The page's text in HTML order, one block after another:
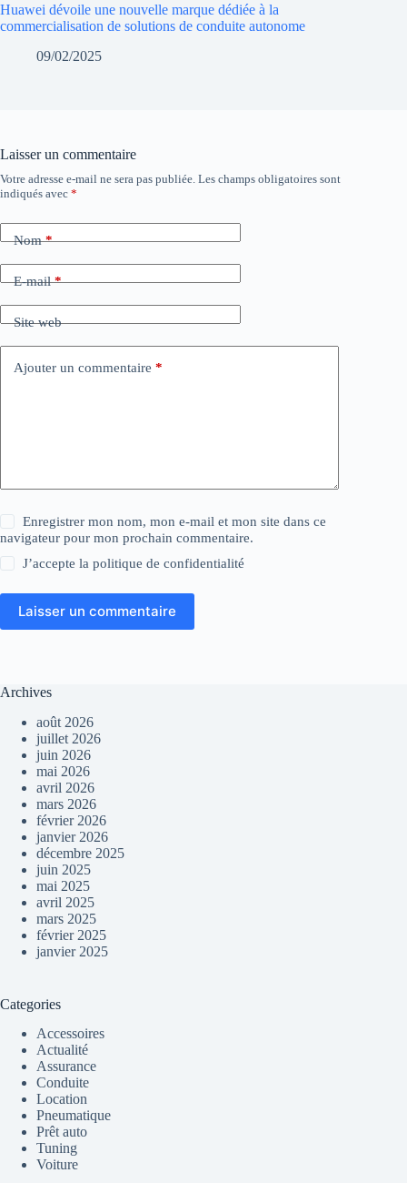
Huawei dévoile une nouvelle marque dédiée à la
commercialisation de solutions de conduite autonome
09/02/2025
Laisser un commentaire
Votre adresse e-mail ne sera pas publiée. Les champs obligatoires sont
indiqués avec *
Nom*
E-mail*
Site web
Ajouter un commentaire *
Enregistrer mon nom, mon e-mail et mon site dans ce
navigateur pour mon prochain commentaire.
J’accepte lapolitique de confidentialité
Laisser un commentaire
Archives
août 2026
juillet 2026
juin 2026
mai 2026
avril 2026
mars 2026
février 2026
janvier 2026
décembre 2025
juin 2025
mai 2025
avril 2025
mars 2025
février 2025
janvier 2025
Categories
Accessoires
Actualité
Assurance
Conduite
Location
Pneumatique
Prêt auto
Tuning
Voiture